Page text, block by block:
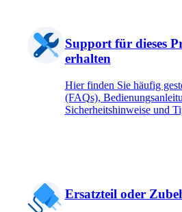
Support für dieses
erhalten
Hier finden Sie häufig
(FAQs),
Sicherheitshinweise und
Ersatzteil oder